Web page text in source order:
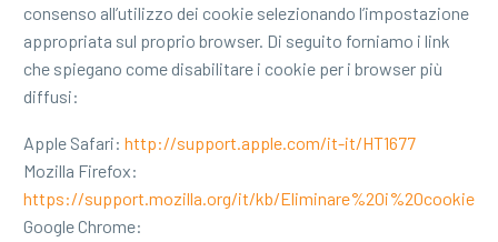
consenso all’utilizzo dei cookie selezionando l’impostazione
appropriata sul proprio browser. Di seguito forniamo i link
che spiegano come disabilitare i cookie per i browser più
diffusi:
Apple Safari: http://support.apple.com/it-it/HT1677
Mozilla Firefox:
https://support.mozilla.org/it/kb/Eliminare%20i%20cookie
Google Chrome: